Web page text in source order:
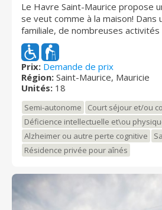
Le Havre Saint-Maurice propose
se veut comme à la maison! Dans
familiale, de nombreuses
offertes. Nous sommes fiers de
services personalisés adaptés
avec des troubles cognitifs et de
sommes certifiés comme
les personnes faisant de
grande cours avec potagers, cloturée) Pour
meilleure idée de qui nous
facebook :
https://www.facebook.com/
nous rencontrer!
Prix: Demande de prix
Région: Saint-Maurice, Mauricie
Unités: 18
Semi-autonome
Court séjour et/ou
Déficience intellectuelle et\ou
Alzheimer ou autre perte cognitive
Résidence privée pour aînés